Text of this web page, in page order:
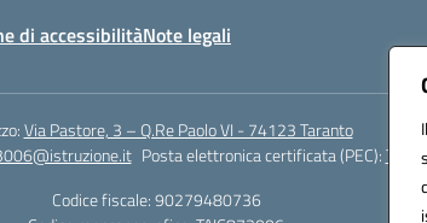
di accessibilitàNote legali
Via Pastore, 3 – Q.Re Paolo VI - 74123 Taranto
Posta elettronica certificata (PEC):
Codice fiscale: 90279480736